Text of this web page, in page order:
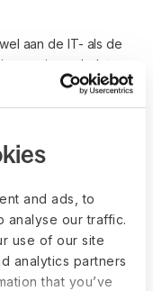
and ads, to
analyse our traffic.
use of our site
analytics partners
that you’ve
aan de IT- als de
helpt
beter te visualiseren
kansen voor
zichtbaar.